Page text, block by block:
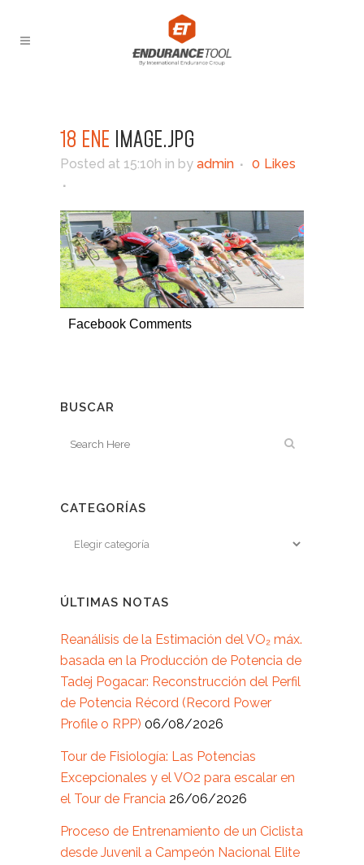
18 ENE IMAGE.JPG
Posted at 15:10h in by admin 0 Likes
Facebook Comments
BUSCAR
CATEGORÍAS
ÚLTIMAS NOTAS
Reanálisis de la Estimación del VO₂ máx.
basada en la Producción de Potencia de
Tadej Pogacar: Reconstrucción del Perfil
de Potencia Récord (Record Power
Profile o RPP) 06/08/2026
Tour de Fisiología: Las Potencias
Excepcionales y el VO2 para escalar en
el Tour de Francia 26/06/2026
Proceso de Entrenamiento de un Ciclista
desde Juvenil a Campeón Nacional Elite